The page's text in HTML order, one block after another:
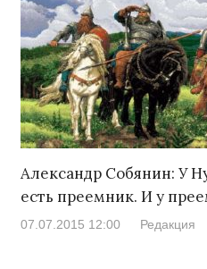
Александр Собянин: У
есть преемник. И у
07.07.2015 12:00 Редакция